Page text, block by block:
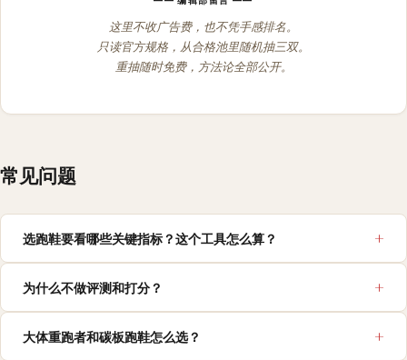
这里不收广告费，也不凭手感排名。
只读官方规格，从合格池里随机抽三双。
重抽随时免费，方法论全部公开。
常见问题
选跑鞋要看哪些关键指标？这个工具怎么算？
为什么不做评测和打分？
大体重跑者和碳板跑鞋怎么选？